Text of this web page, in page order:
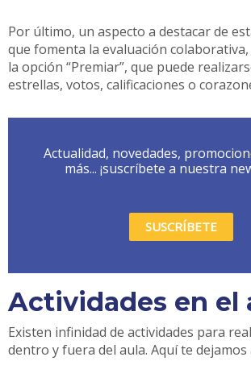
Por último, un aspecto a destacar de
que fomenta la evaluación colaborativa,
la opción “Premiar”, que puede
estrellas, votos, calificaciones o
Actualidad, novedades,
más... ¡suscríbete a nuestra
SUSCRÍBETE
Actividades en el
Existen infinidad de actividades para
dentro y fuera del aula. Aquí te dejamos